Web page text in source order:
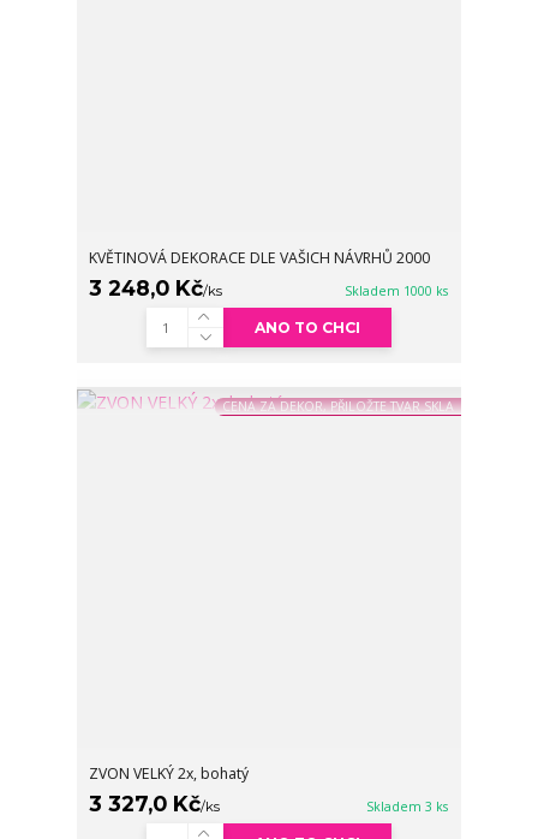
KVĚTINOVÁ DEKORACE DLE VAŠICH NÁVRHŮ 2000
3 248,0 Kč/ks Skladem 1000 ks
ANO TO CHCI
CENA ZA DEKOR, PŘILOŽTE TVAR SKLA
ZVON VELKÝ 2x, bohatý
3 327,0 Kč/ks Skladem 3 ks